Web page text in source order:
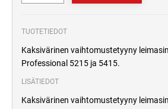
TUOTETIEDOT
Kaksivärinen vaihtomustetyyny
Professional 5215 ja 5415.
LISÄTIEDOT
Kaksivärinen vaihtomustetyyny